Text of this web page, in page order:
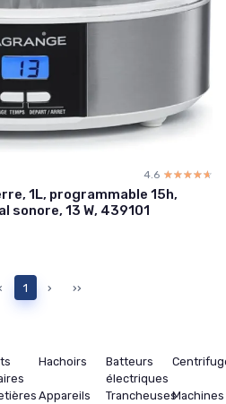
4.6 ☆☆☆☆☆
★★★★★
1L, programmable 15h,
13 W, 439101
1 › ››
Hachoirs
Batteurs
électriques
Appareils
TrancheusesMachines